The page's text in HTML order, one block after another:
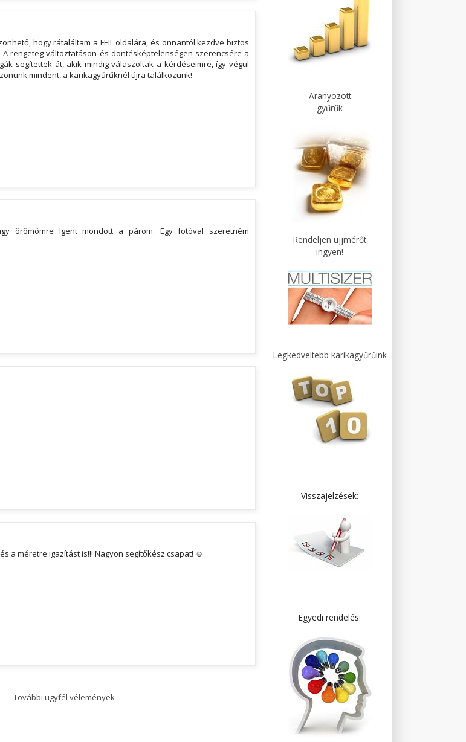
hogy rátaláltam a FEIL oldalára, és onnantól kezdve biztos
rengeteg változtatáson és döntésképtelenségen szerencsére a
segítettek át, akik mindig válaszoltak a kérdéseimre, így végül
mindent, a karikagyűrűknél újra találkozunk!
örömömre Igent mondott a párom. Egy fotóval szeretném
a méretre igazítást is!!! Nagyon segítőkész csapat! ☺
- További ügyfél vélemények -
Aranyozott
gyűrűk
Rendeljen ujjmérőt
ingyen!
Legkedveltebb karikagyűrűink
Visszajelzések:
Egyedi rendelés: